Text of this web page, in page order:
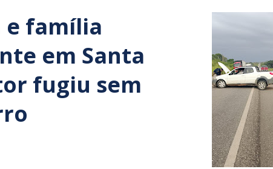
e família
em Santa
fugiu sem